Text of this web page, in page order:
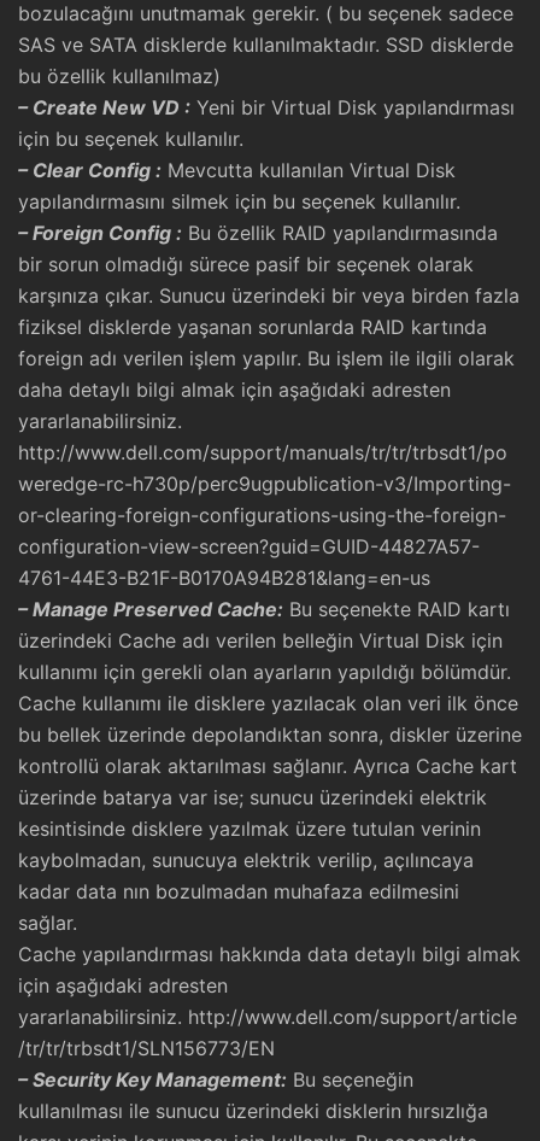
bozulacağını unutmamak gerekir. ( bu seçenek sadece
SAS ve SATA disklerde kullanılmaktadır. SSD disklerde
bu özellik kullanılmaz)
– Create New VD : Yeni bir Virtual Disk yapılandırması
için bu seçenek kullanılır.
– Clear Config : Mevcutta kullanılan Virtual Disk
yapılandırmasını silmek için bu seçenek kullanılır.
– Foreign Config : Bu özellik RAID yapılandırmasında
bir sorun olmadığı sürece pasif bir seçenek olarak
karşınıza çıkar. Sunucu üzerindeki bir veya birden fazla
fiziksel disklerde yaşanan sorunlarda RAID kartında
foreign adı verilen işlem yapılır. Bu işlem ile ilgili olarak
daha detaylı bilgi almak için aşağıdaki adresten
yararlanabilirsiniz.
http://www.dell.com/support/manuals/tr/tr/trbsdt1/po
weredge-rc-h730p/perc9ugpublication-v3/Importing-
or-clearing-foreign-configurations-using-the-foreign-
configuration-view-screen?guid=GUID-44827A57-
4761-44E3-B21F-B0170A94B281&lang=en-us
– Manage Preserved Cache: Bu seçenekte RAID kartı
üzerindeki Cache adı verilen belleğin Virtual Disk için
kullanımı için gerekli olan ayarların yapıldığı bölümdür.
Cache kullanımı ile disklere yazılacak olan veri ilk önce
bu bellek üzerinde depolandıktan sonra, diskler üzerine
kontrollü olarak aktarılması sağlanır. Ayrıca Cache kart
üzerinde batarya var ise; sunucu üzerindeki elektrik
kesintisinde disklere yazılmak üzere tutulan verinin
kaybolmadan, sunucuya elektrik verilip, açılıncaya
kadar data nın bozulmadan muhafaza edilmesini
sağlar.
Cache yapılandırması hakkında data detaylı bilgi almak
için aşağıdaki adresten
yararlanabilirsiniz. http://www.dell.com/support/article
/tr/tr/trbsdt1/SLN156773/EN
– Security Key Management: Bu seçeneğin
kullanılması ile sunucu üzerindeki disklerin hırsızlığa